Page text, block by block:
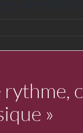
rythme,
»